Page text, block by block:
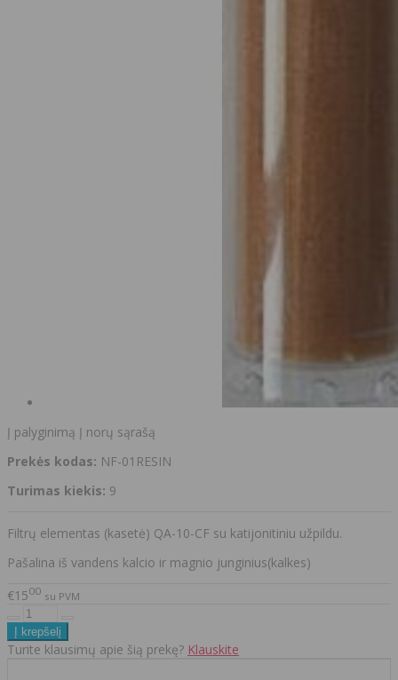
Į palyginimą Į norų sąrašą
Prekės kodas: NF-01RESIN
Turimas kiekis: 9
Filtrų elementas (kasetė) QA-10-CF su katijonitiniu užpildu.
Pašalina iš vandens kalcio ir magnio junginius(kalkes)
€1500 su PVM
Turite klausimų apie šią prekę? Klauskite